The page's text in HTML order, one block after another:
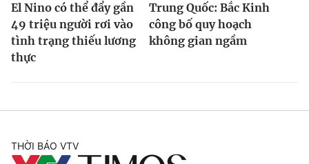
El Nino có thể đẩy gần
49 triệu người rơi vào
tình trạng thiếu lương
thực
Trung Quốc: Bắc Kinh
công bố quy hoạch
không gian ngầm
THỜI BÁO VTV